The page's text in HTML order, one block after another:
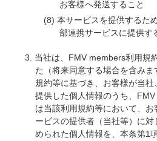
お客様へ発送すること
本サービスを提供するた
部連携サービスに提供す
当社は、FMV members利用規
た（将来同意する場合を含み
規約等に基づき、お客様が当社
提供した個人情報のうち、
は当該利用規約等において、
ービスの提供者（当社等）に
められた個人情報を、本条第1